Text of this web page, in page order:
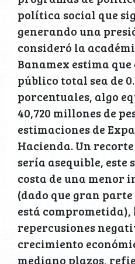
política social que
generando una
consideró la
Banamex estima
público total sea de
porcentuales, algo
40,720 millones de
estimaciones de
Hacienda. Un
sería asequible, este
costa de una menor
(dado que gran
está comprometida),
repercusiones
crecimiento
mediano plazos,